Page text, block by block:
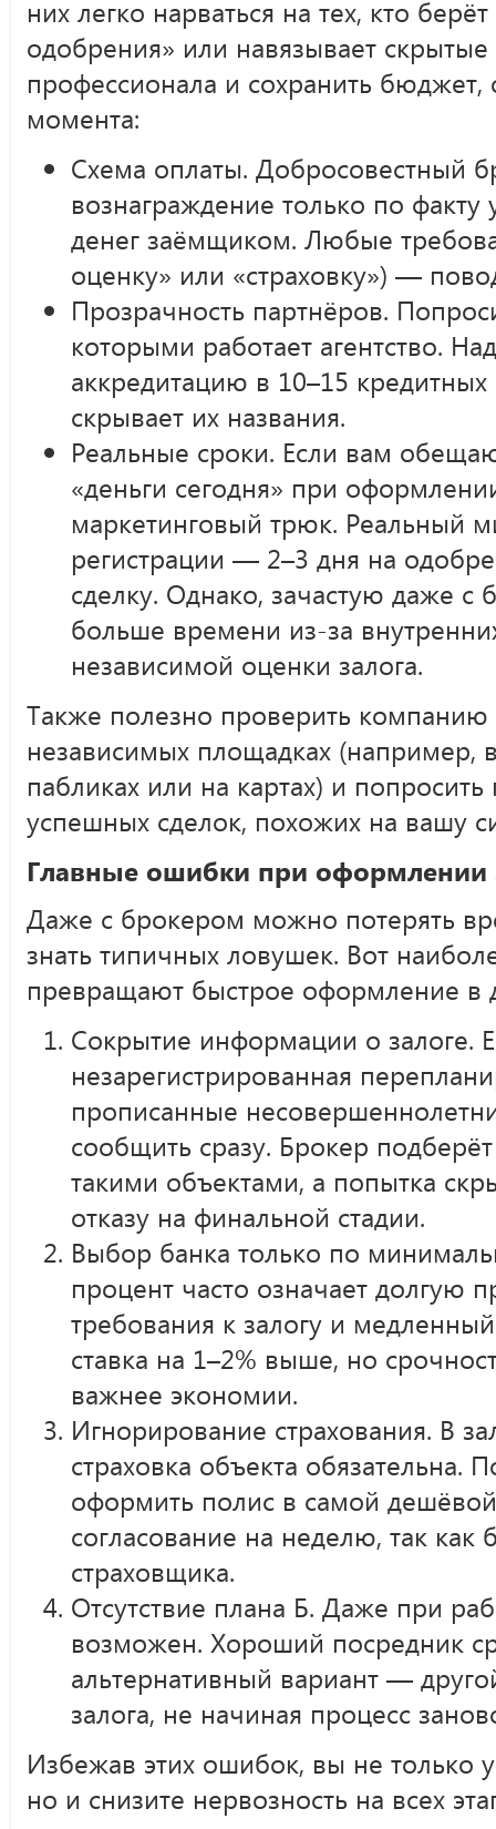
них легко нарваться на тех, кто
одобрения» или навязывает
профессионала и сохранить
момента:
Схема оплаты. Добросовестный
вознаграждение только по
денег заёмщиком. Любые
оценку» или «страховку») —
Прозрачность партнёров.
которыми работает агентство.
аккредитацию в 10–15
скрывает их названия.
Реальные сроки. Если вам
«деньги сегодня» при
маркетинговый трюк. Реальный
регистрации — 2–3 дня на
сделку. Однако, зачастую даже с
больше времени из-за
независимой оценки залога.
Также полезно проверить
независимых площадках (например,
пабликах или на картах) и
успешных сделок, похожих на вашу
Главные ошибки при оформлении
Даже с брокером можно потерять
знать типичных ловушек. Вот
превращают быстрое оформление в
Сокрытие информации о залоге.
незарегистрированная
прописанные
сообщить сразу. Брокер
такими объектами, а попытка
отказу на финальной стадии.
Выбор банка только по
процент часто означает долгую
требования к залогу и
ставка на 1–2% выше, но
важнее экономии.
Игнорирование страхования. В
страховка объекта обязательна.
оформить полис в самой
согласование на неделю, так как
страховщика.
Отсутствие плана Б. Даже при
возможен. Хороший посредник
альтернативный вариант —
залога, не начиная процесс
Избежав этих ошибок, вы не только
но и снизите нервозность на всех